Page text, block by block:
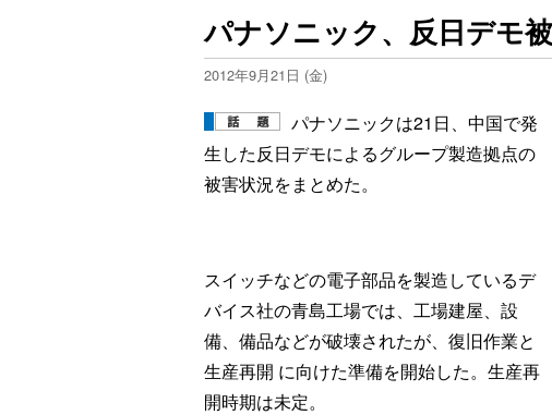
パナソニック、反日デモ
2012年9月21日 (金)
パナソニックは21日、中国で発
生した反日デモによるグループ製造拠点の
被害状況をまとめた。
スイッチなどの電子部品を製造しているデ
バイス社の青島工場では、工場建屋、設
備、備品などが破壊されたが、復旧作業と
生産再開 に向けた準備を開始した。生産再
開時期は未定。